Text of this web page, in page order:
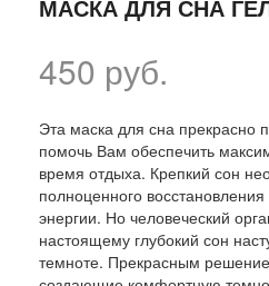
МАСКА ДЛЯ СНА
450 руб.
Эта маска для сна прекрасно
помочь Вам обеспечить
время отдыха. Крепкий сон
полноценного
энергии. Но человеческий
настоящему глубокий сон
темноте. Прекрасным